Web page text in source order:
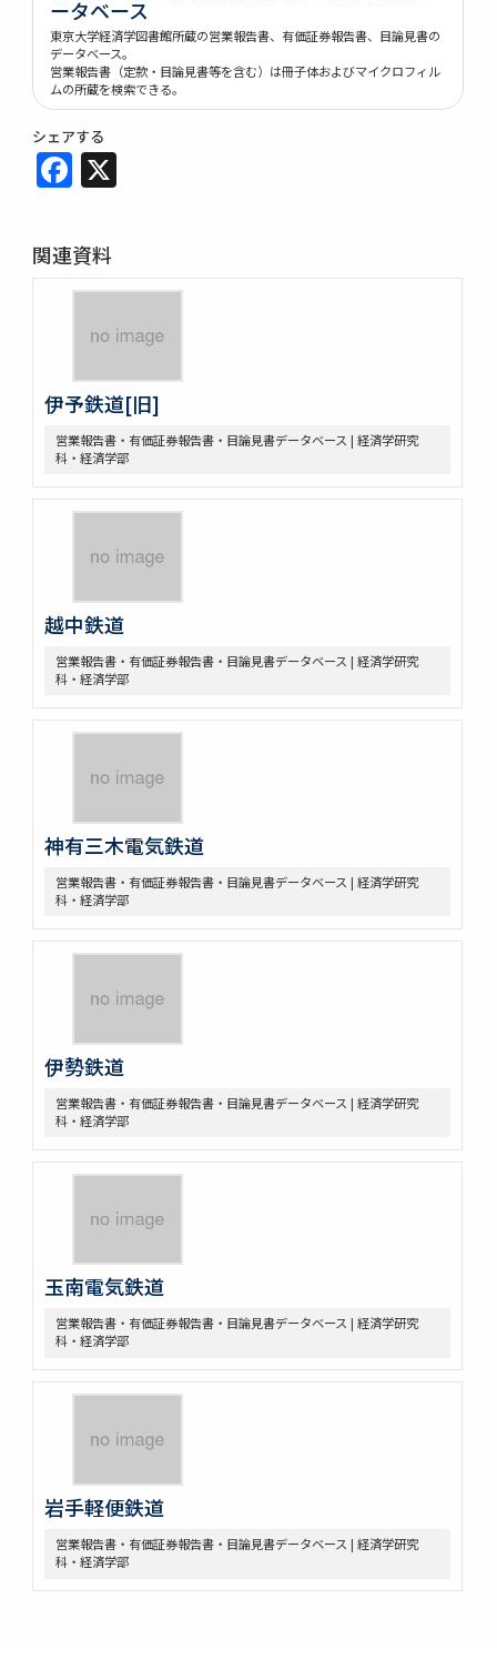
ータベース
東京大学経済学図書館所蔵の営業報告書、有価証券報告書、目論見書の
データベース。
営業報告書（定款・目論見書等を含む）は冊子体およびマイクロフィル
ムの所蔵を検索できる。
シェアする
Facebook
関連資料
伊予鉄道[旧]
営業報告書・有価証券報告書・目論見書データベース | 経済学研究
科・経済学部
越中鉄道
営業報告書・有価証券報告書・目論見書データベース | 経済学研究
科・経済学部
神有三木電気鉄道
営業報告書・有価証券報告書・目論見書データベース | 経済学研究
科・経済学部
伊勢鉄道
営業報告書・有価証券報告書・目論見書データベース | 経済学研究
科・経済学部
玉南電気鉄道
営業報告書・有価証券報告書・目論見書データベース | 経済学研究
科・経済学部
岩手軽便鉄道
営業報告書・有価証券報告書・目論見書データベース | 経済学研究
科・経済学部